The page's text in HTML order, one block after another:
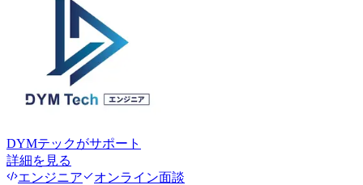
DYMテックがサポート
詳細を見る
エンジニア
オンライン面談